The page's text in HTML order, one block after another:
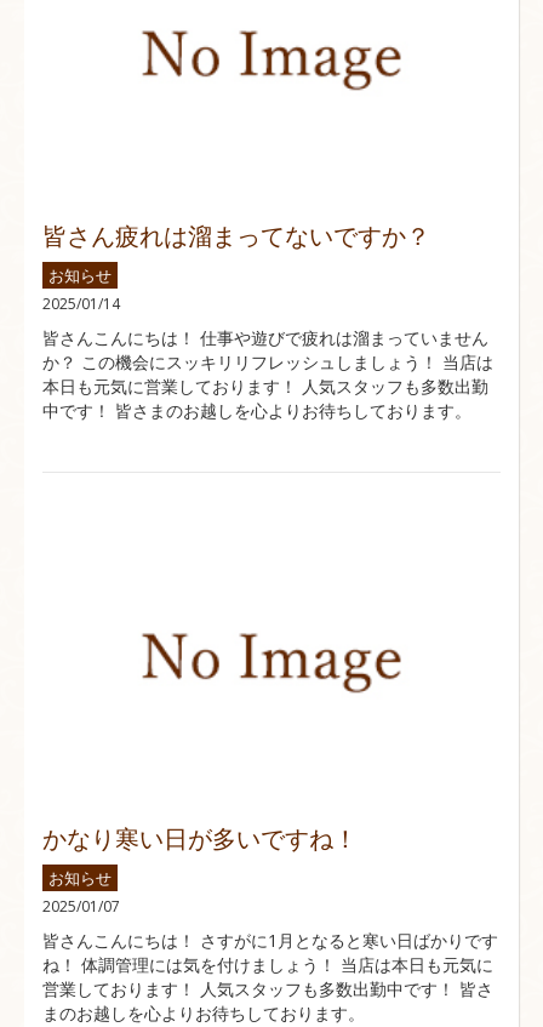
皆さん疲れは溜まってないですか？
お知らせ
2025/01/14
皆さんこんにちは！ 仕事や遊びで疲れは溜まっていません
か？ この機会にスッキリリフレッシュしましょう！ 当店は
本日も元気に営業しております！ 人気スタッフも多数出勤
中です！ 皆さまのお越しを心よりお待ちしております。
かなり寒い日が多いですね！
お知らせ
2025/01/07
皆さんこんにちは！ さすがに1月となると寒い日ばかりです
ね！ 体調管理には気を付けましょう！ 当店は本日も元気に
営業しております！ 人気スタッフも多数出勤中です！ 皆さ
まのお越しを心よりお待ちしております。